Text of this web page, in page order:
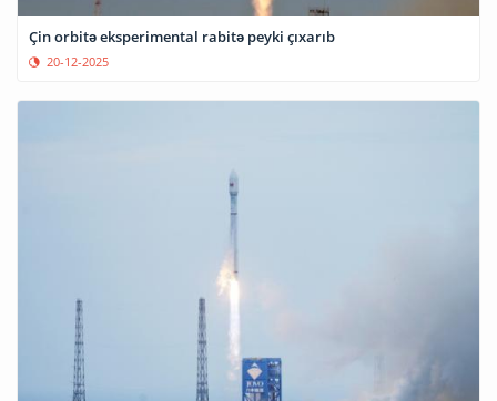
Çin orbitə eksperimental rabitə peyki çıxarıb
20-12-2025